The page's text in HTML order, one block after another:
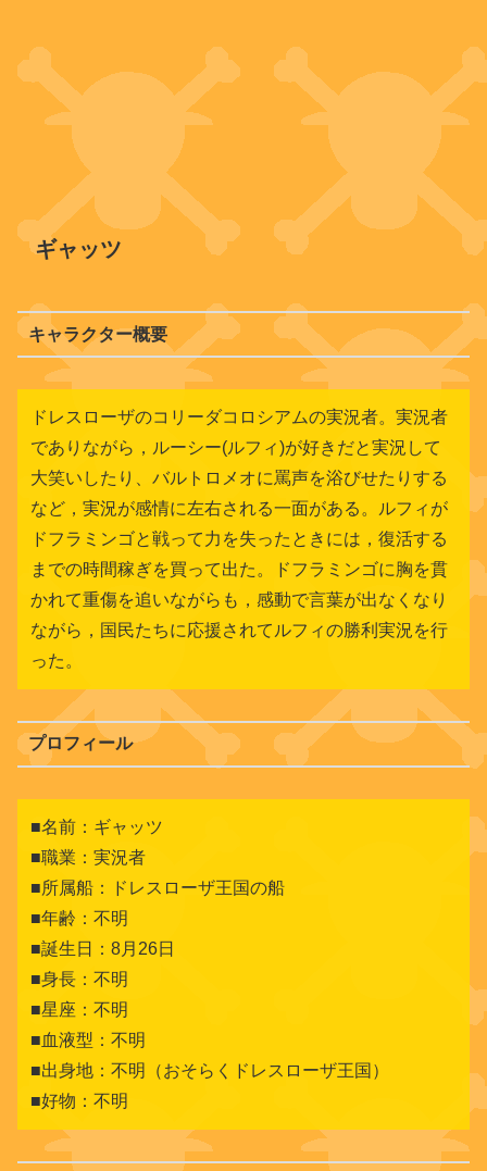
ギャッツ
キャラクター概要
ドレスローザのコリーダコロシアムの実況者。実況者
でありながら，ルーシー(ルフィ)が好きだと実況して
大笑いしたり、バルトロメオに罵声を浴びせたりする
など，実況が感情に左右される一面がある。ルフィが
ドフラミンゴと戦って力を失ったときには，復活する
までの時間稼ぎを買って出た。ドフラミンゴに胸を貫
かれて重傷を追いながらも，感動で言葉が出なくなり
ながら，国民たちに応援されてルフィの勝利実況を行
った。
プロフィール
■名前：ギャッツ
■職業：実況者
■所属船：ドレスローザ王国の船
■年齢：不明
■誕生日：8月26日
■身長：不明
■星座：不明
■血液型：不明
■出身地：不明（おそらくドレスローザ王国）
■好物：不明